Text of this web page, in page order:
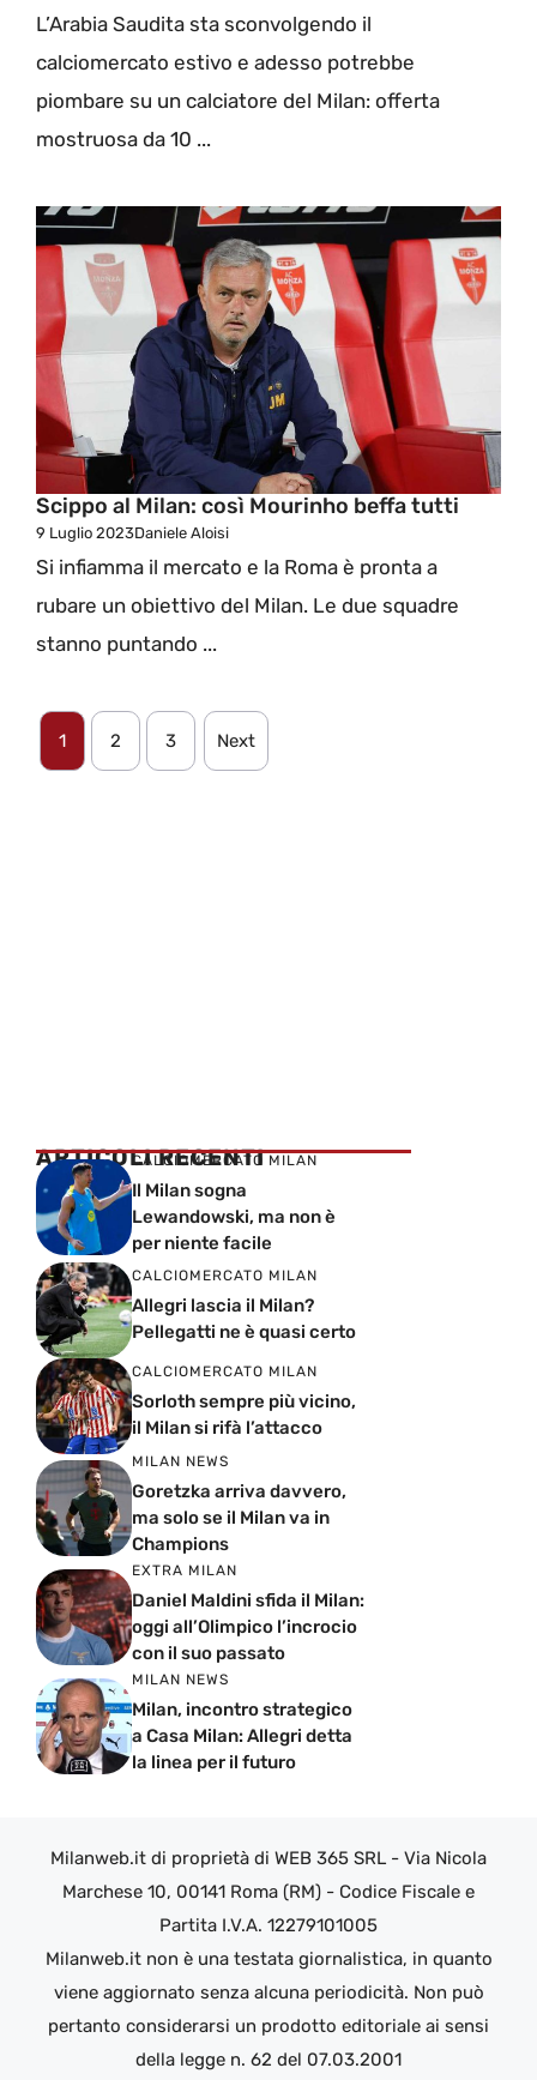
L’Arabia Saudita sta sconvolgendo il
calciomercato estivo e adesso potrebbe
piombare su un calciatore del Milan: offerta
mostruosa da 10 ...
Scippo al Milan: così Mourinho beffa tutti
9 Luglio 2023Daniele Aloisi
Si infiamma il mercato e la Roma è pronta a
rubare un obiettivo del Milan. Le due squadre
stanno puntando ...
1 2 3 Next
ARTICOLI RECENTI
CALCIOMERCATO MILAN
Il Milan sogna
Lewandowski, ma non è
per niente facile
CALCIOMERCATO MILAN
Allegri lascia il Milan?
Pellegatti ne è quasi certo
CALCIOMERCATO MILAN
Sorloth sempre più vicino,
il Milan si rifà l’attacco
MILAN NEWS
Goretzka arriva davvero,
ma solo se il Milan va in
Champions
EXTRA MILAN
Daniel Maldini sfida il Milan:
oggi all’Olimpico l’incrocio
con il suo passato
MILAN NEWS
Milan, incontro strategico
a Casa Milan: Allegri detta
la linea per il futuro
Milanweb.it di proprietà di WEB 365 SRL - Via Nicola
Marchese 10, 00141 Roma (RM) - Codice Fiscale e
Partita I.V.A. 12279101005
Milanweb.it non è una testata giornalistica, in quanto
viene aggiornato senza alcuna periodicità. Non può
pertanto considerarsi un prodotto editoriale ai sensi
della legge n. 62 del 07.03.2001